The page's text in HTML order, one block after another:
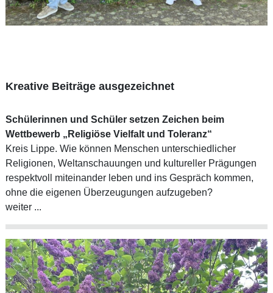
Kreative Beiträge ausgezeichnet
Schülerinnen und Schüler setzen Zeichen beim
Wettbewerb „Religiöse Vielfalt und Toleranz“
Kreis Lippe. Wie können Menschen unterschiedlicher
Religionen, Weltanschauungen und kultureller Prägungen
respektvoll miteinander leben und ins Gespräch kommen,
ohne die eigenen Überzeugungen aufzugeben?
weiter ...